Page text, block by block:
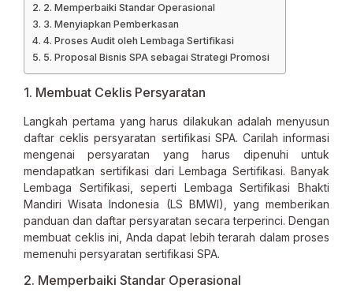
2. Memperbaiki Standar Operasional
3. Menyiapkan Pemberkasan
4. Proses Audit oleh Lembaga Sertifikasi
5. Proposal Bisnis SPA sebagai Strategi Promosi
1. Membuat Ceklis Persyaratan
Langkah pertama yang harus dilakukan adalah menyusun
daftar ceklis persyaratan sertifikasi SPA. Carilah informasi
mengenai persyaratan yang harus dipenuhi untuk
mendapatkan sertifikasi dari Lembaga Sertifikasi. Banyak
Lembaga Sertifikasi, seperti Lembaga Sertifikasi Bhakti
Mandiri Wisata Indonesia (LS BMWI), yang memberikan
panduan dan daftar persyaratan secara terperinci. Dengan
membuat ceklis ini, Anda dapat lebih terarah dalam proses
memenuhi persyaratan sertifikasi SPA.
2. Memperbaiki Standar Operasional